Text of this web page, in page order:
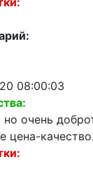
08:00:03
очень
цена-качество.